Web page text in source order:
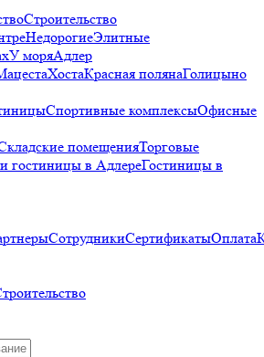
Строительство
НедорогиеЭлитные
У моряАдлер
ХостаКрасная полянаГолицыно
Спортивные комплексыОфисные
помещенияТорговые
гостиницы в АдлереГостиницы в
СотрудникиСертификатыОплата